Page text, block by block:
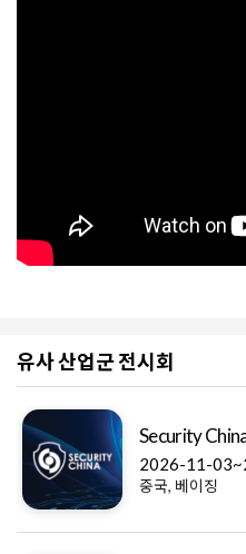
유사 산업군 전시회
Security
2026-11-
중국, 베이징